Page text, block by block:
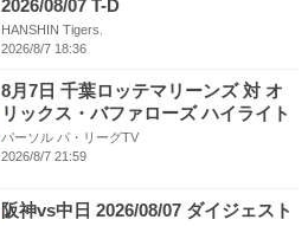
2026/08/07 T-D
HANSHIN Tigers.
2026/8/7 18:36
8月7日 千葉ロッテマリーンズ 対 オ
リックス・バファローズ ハイライト
パーソル パ・リーグTV
2026/8/7 21:59
阪神vs中日 2026/08/07 ダイジェスト